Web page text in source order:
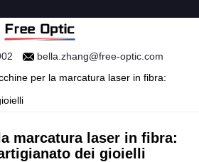
bella.zhang@free-optic.com
per la marcatura laser in fibra:
marcatura laser in fibra:
dei gioielli